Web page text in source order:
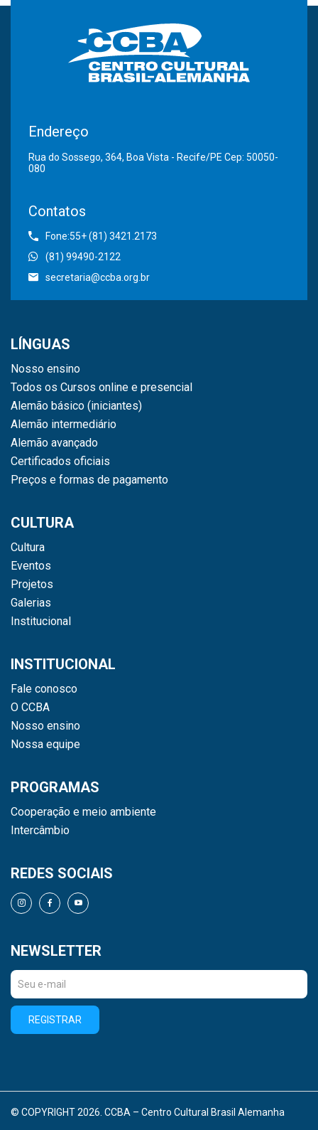
Endereço
Rua do Sossego, 364, Boa Vista - Recife/PE Cep: 50050-
080
Contatos
Fone:55+ (81) 3421.2173
(81) 99490-2122
secretaria@ccba.org.br
LÍNGUAS
Nosso ensino
Todos os Cursos online e presencial
Alemão básico (iniciantes)
Alemão intermediário
Alemão avançado
Certificados oficiais
Preços e formas de pagamento
CULTURA
Cultura
Eventos
Projetos
Galerias
Institucional
INSTITUCIONAL
Fale conosco
O CCBA
Nosso ensino
Nossa equipe
PROGRAMAS
Cooperação e meio ambiente
Intercâmbio
REDES SOCIAIS
NEWSLETTER
REGISTRAR
© COPYRIGHT 2026. CCBA – Centro Cultural Brasil Alemanha